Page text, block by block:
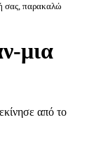
σας, παρακαλώ
μια
από το